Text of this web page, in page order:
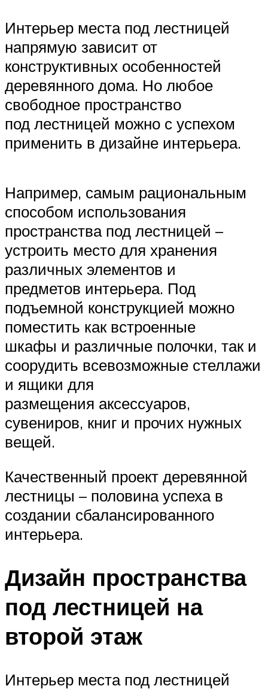
Интерьер места под лестницей
напрямую зависит от
конструктивных особенностей
деревянного дома. Но любое
свободное пространство
под лестницей можно с успехом
применить в дизайне интерьера.
Например, самым рациональным
способом использования
пространства под лестницей –
устроить место для хранения
различных элементов и
предметов интерьера. Под
подъемной конструкцией можно
поместить как встроенные
шкафы и различные полочки, так и
соорудить всевозможные стеллажи
и ящики для
размещения аксессуаров,
сувениров, книг и прочих нужных
вещей.
Качественный проект деревянной
лестницы – половина успеха в
создании сбалансированного
интерьера.
Дизайн пространства
под лестницей на
второй этаж
Интерьер места под лестницей